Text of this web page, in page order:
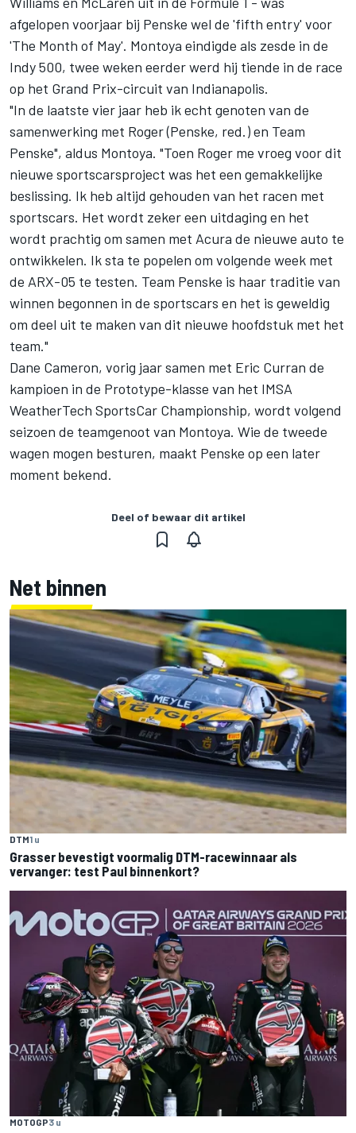
afgelopen voorjaar bij Penske wel de 'fifth entry' voor
'The Month of May'. Montoya eindigde als zesde in de
Indy 500, twee weken eerder werd hij tiende in de race
op het Grand Prix-circuit van Indianapolis.
"In de laatste vier jaar heb ik echt genoten van de
samenwerking met Roger (Penske, red.) en Team
Penske", aldus Montoya. "Toen Roger me vroeg voor dit
nieuwe sportscarsproject was het een gemakkelijke
beslissing. Ik heb altijd gehouden van het racen met
sportscars. Het wordt zeker een uitdaging en het
wordt prachtig om samen met Acura de nieuwe auto te
ontwikkelen. Ik sta te popelen om volgende week met
de ARX-05 te testen. Team Penske is haar traditie van
winnen begonnen in de sportscars en het is geweldig
om deel uit te maken van dit nieuwe hoofdstuk met het
team."
Dane Cameron, vorig jaar samen met Eric Curran de
kampioen in de Prototype-klasse van het IMSA
WeatherTech SportsCar Championship, wordt volgend
seizoen de teamgenoot van Montoya. Wie de tweede
wagen mogen besturen, maakt Penske op een later
moment bekend.
Deel of bewaar dit artikel
Net binnen
DTM1 u
Grasser bevestigt voormalig DTM-racewinnaar als
vervanger: test Paul binnenkort?
MOTOGP3 u